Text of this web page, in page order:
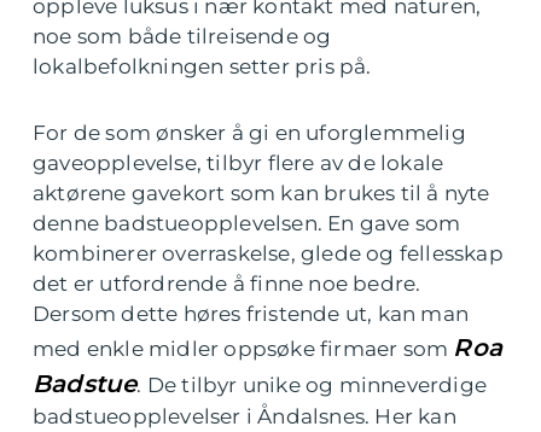
oppleve luksus i nær kontakt med naturen,
noe som både tilreisende og
lokalbefolkningen setter pris på.
For de som ønsker å gi en uforglemmelig
gaveopplevelse, tilbyr flere av de lokale
aktørene gavekort som kan brukes til å nyte
denne badstueopplevelsen. En gave som
kombinerer overraskelse, glede og fellesskap
det er utfordrende å finne noe bedre.
Dersom dette høres fristende ut, kan man
med enkle midler oppsøke firmaer som Roa
Badstue. De tilbyr unike og minneverdige
badstueopplevelser i Åndalsnes. Her kan